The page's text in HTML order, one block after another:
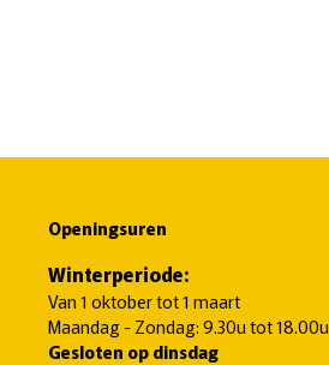
Openingsuren
Winterperiode:
Van 1 oktober tot 1 maart
Maandag - Zondag: 9.30u tot 18.00u
Gesloten op dinsdag